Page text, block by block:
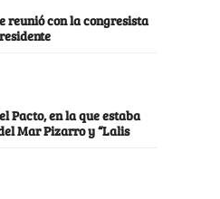
reunió con la congresista
Pacto, en la que estaba
Mar Pizarro y “Lalis